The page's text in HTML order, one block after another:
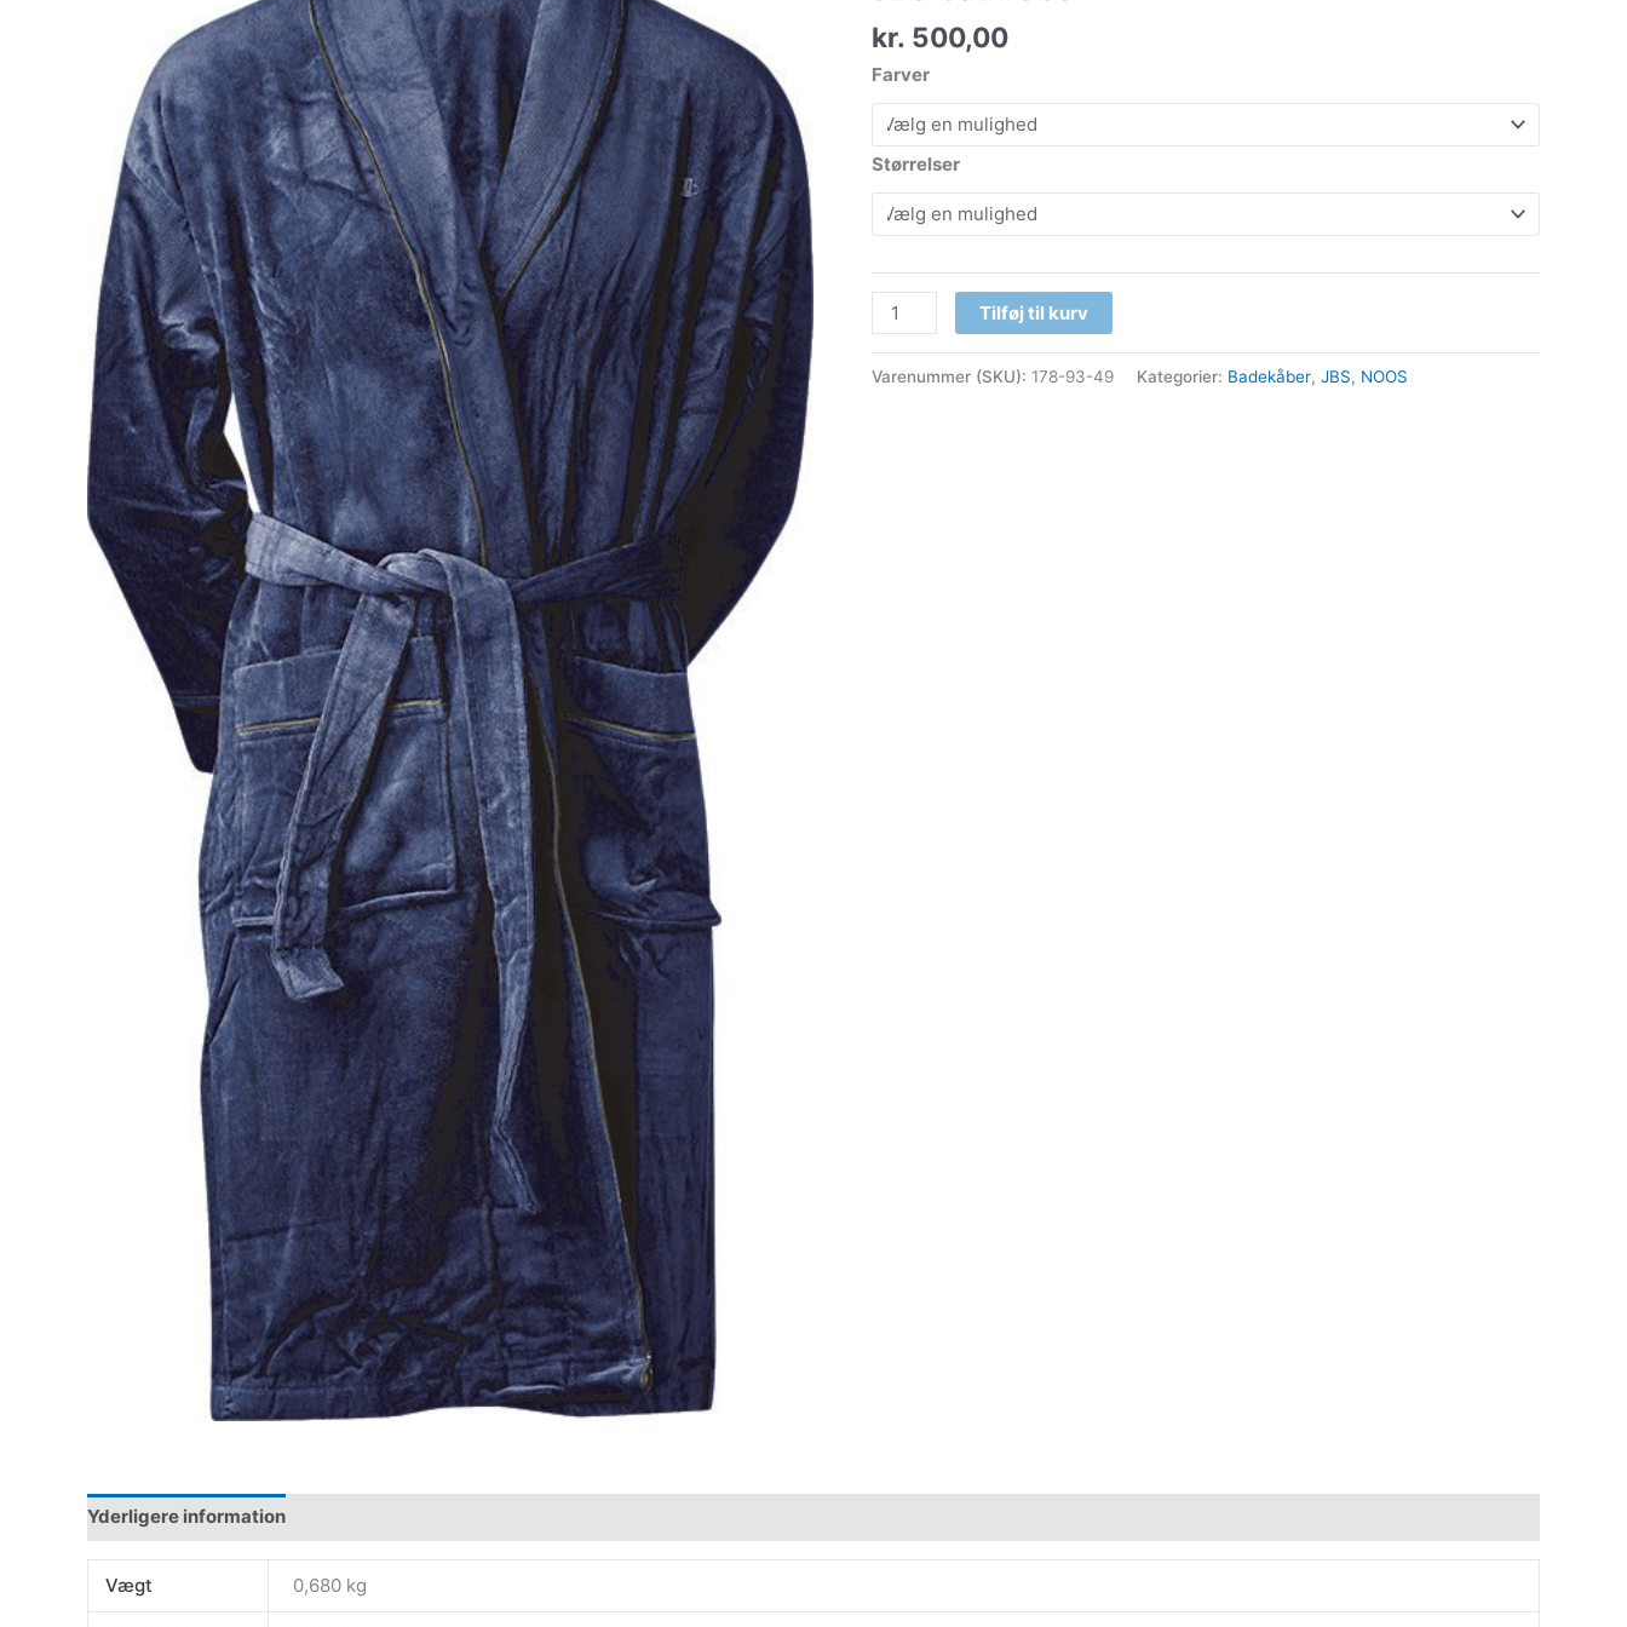
kr. 500,00
Farver
Størrelser
Tilføj til kurv
Varenummer (SKU): 178-93-49 Kategorier: Badekåber, JBS, NOOS
Yderligere information
Vægt 0,680 kg